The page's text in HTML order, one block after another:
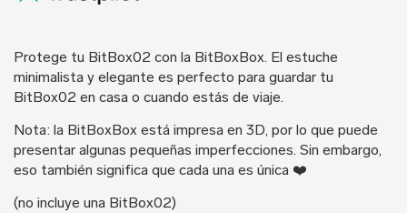
Protege tu BitBox02 con la BitBoxBox. El estuche
minimalista y elegante es perfecto para guardar tu
BitBox02 en casa o cuando estás de viaje.
Nota: la BitBoxBox está impresa en 3D, por lo que puede
presentar algunas pequeñas imperfecciones. Sin embargo,
eso también significa que cada una es única ❤️
(no incluye una BitBox02)